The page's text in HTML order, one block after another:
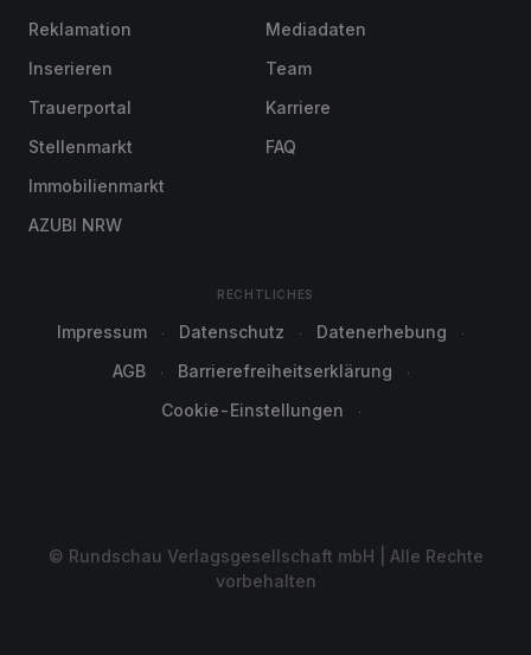
Reklamation
Inserieren
Trauerportal
Stellenmarkt
Immobilienmarkt
AZUBI NRW
Mediadaten
Team
Karriere
FAQ
RECHTLICHES
Impressum Datenschutz
Datenerhebung
AGB
Barrierefreiheitserklärung
Cookie-Einstellungen
© Rundschau Verlagsgesellschaft mbH | Alle Rechte
vorbehalten